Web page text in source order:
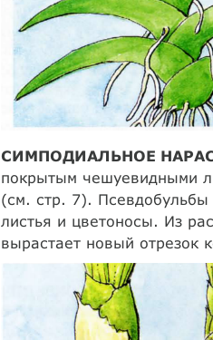
СИМПОДИАЛЬНОЕ
покрытым чешуевидными
(см. стр. 7). Псевдобульбы
листья и цветоносы. Из
вырастает новый отрезок